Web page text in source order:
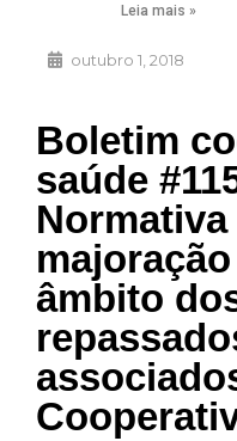
outubro 1, 2018
Boletim
saúde
âmbito
Leia mais »